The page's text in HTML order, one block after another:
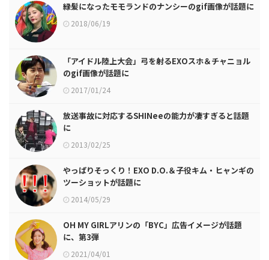
緑髪になったモモランドのナンシーのgif画像が話題に
2018/06/19
「アイドル陸上大会」弓を射るEXOスホ＆チャニョル
のgif画像が話題に
2017/01/24
放送事故に対応するSHINeeの能力が凄すぎると話題
に
2013/02/25
やっぱりそっくり！EXO D.O.＆子役キム・ヒャンギの
ツーショットが話題に
2014/05/29
OH MY GIRLアリンの「BYC」広告イメージが話題
に、第3弾
2021/04/01